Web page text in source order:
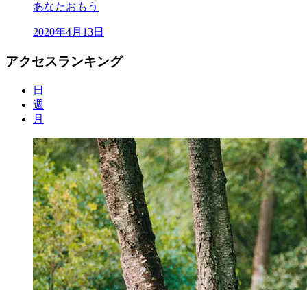
あなたおもう
2020年4月13日
アクセスランキング
日
週
月